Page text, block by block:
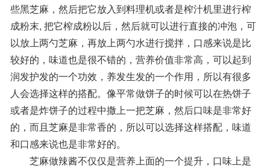
些黑芝麻，然后把它放入到料理机或者是榨汁机里进行榨
成粉末, 把它榨成粉以后，然后就可以进行直接的冲泡，可
以放上两勺芝麻，再放上两勺水进行搅拌，口感来说是比
较好的，味道也是很不错的，营养价值非常高，可以起到
润发护发的一个功效，养发生发的一个作用，所以有很多
人会选择这样的搭配。像平常做饼子的时候可以在热饼子
或者是炸饼子的过程中撒上一把芝麻，然后口味是非常好
的，而且芝麻是非常香的，所以可以选择这样搭配，味道
和口感来说也是非常好的。
芝麻做辣酱不仅仅是营养上面的一个提升，口味上是